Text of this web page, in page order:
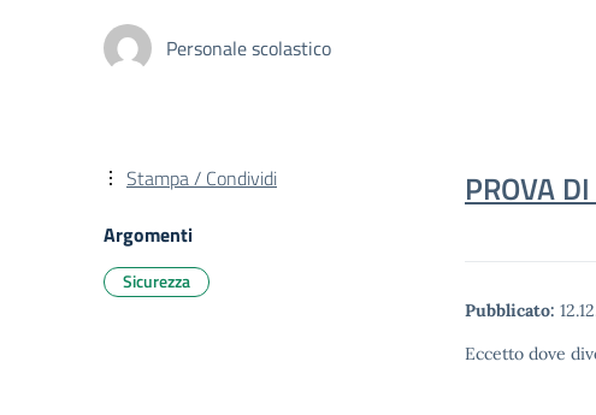
Personale scolastico
PROVA
Pubblicato:
Eccetto dove
Stampa / Condividi
Argomenti
Sicurezza